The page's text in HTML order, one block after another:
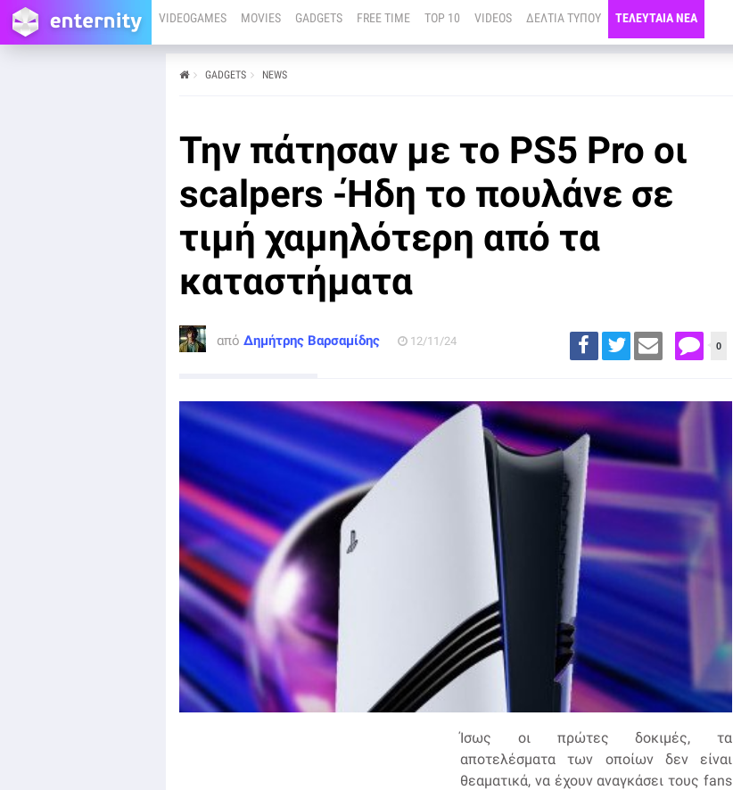
VIDEOGAMES MOVIES GADGETS FREE TIME TOP 10 VIDEOS ΔΕΛΤΙΑ ΤΥΠΟΥ ΤΕΛΕΥΤΑΙΑ ΝΕΑ
GADGETS NEWS
Την πάτησαν με το PS5 Pro οι
scalpers -Ήδη το πουλάνε σε
τιμή χαμηλότερη από τα
καταστήματα
από Δημήτρης Βαρσαμίδης 12/11/24 0
Ίσως οι πρώτες δοκιμές, τα
αποτελέσματα των οποίων δεν είναι
θεαματικά, να έχουν αναγκάσει τους fans
Δημήτρης Βαρσαμίδης
Ίσως οι πρώτες δοκιμές, τα αποτελέσματα των
οποίων δεν είναι θεαματικά, να έχουν αναγκάσει τους
fans να περιμένουν για αρκετό καιρό ακόμα μέχρι να